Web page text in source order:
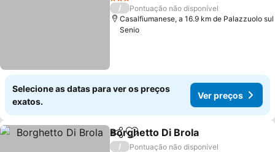
3 Estrelas
/
Pontuação não disponível
Casalfiumanese, a 16.9 km de Palazzuolo sul
Senio
Selecione as datas para ver os preços
exatos.
Ver preços
PartilharAdicionar aos favoritos
Borghetto Di Brola
/
Pontuação não disponível